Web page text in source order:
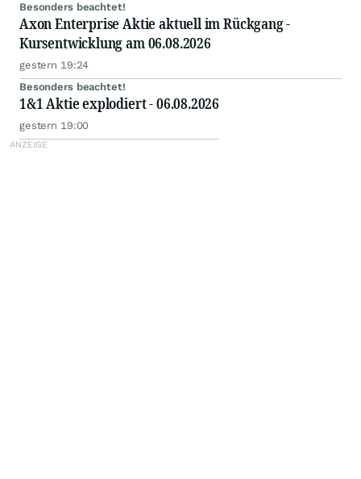
Besonders beachtet!
Axon Enterprise Aktie aktuell im Rückgang -
Kursentwicklung am 06.08.2026
gestern 19:24
Besonders beachtet!
1&1 Aktie explodiert - 06.08.2026
gestern 19:00